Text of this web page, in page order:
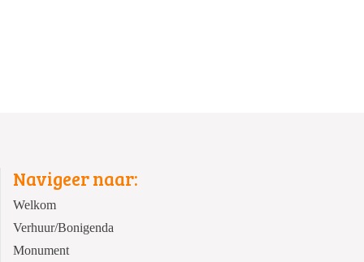
Navigeer naar:
Welkom
Verhuur/Bonigenda
Monument